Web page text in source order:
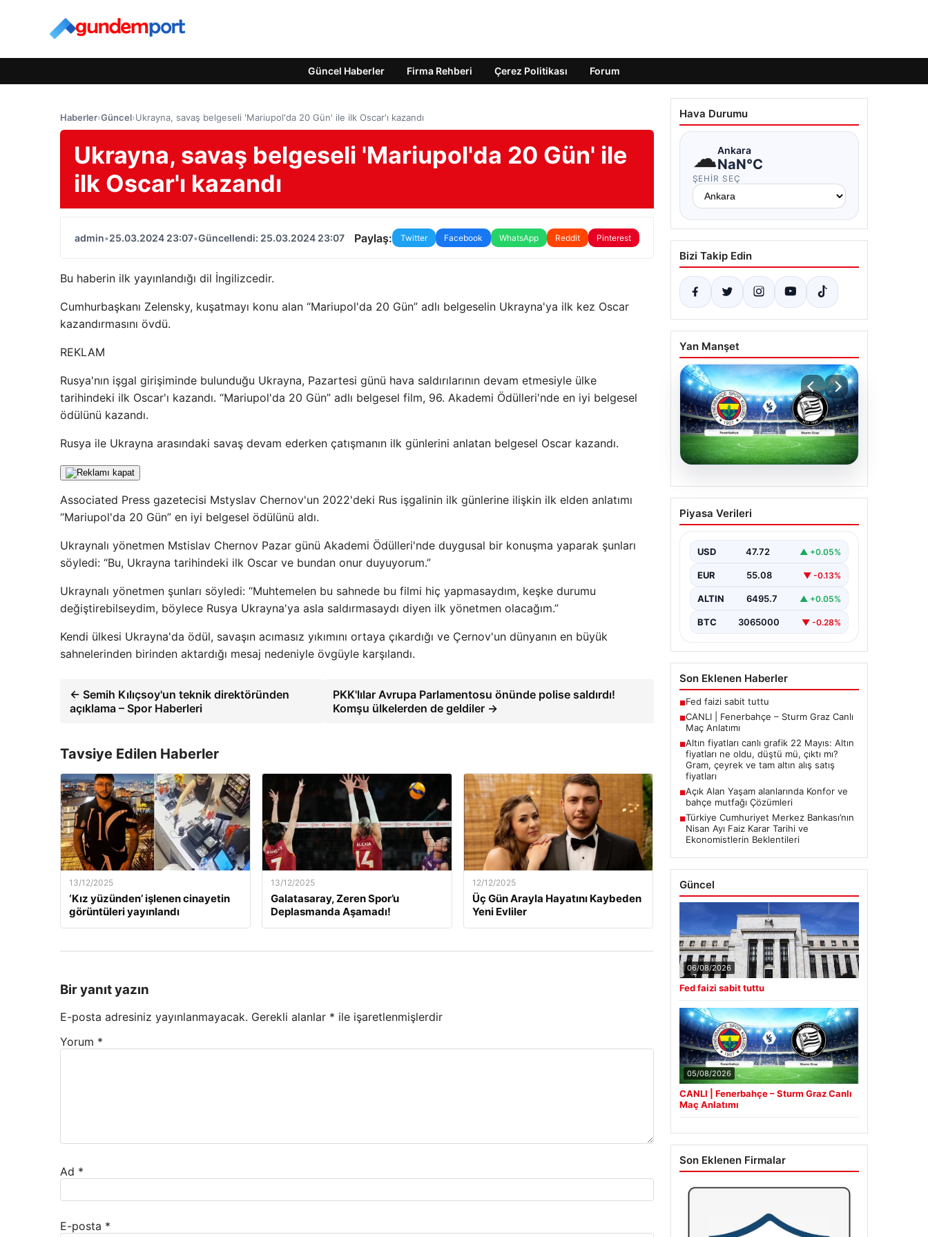
Güncel Haberler Firma Rehberi Çerez Politikası Forum
Haberler›Güncel›Ukrayna, savaş belgeseli 'Mariupol'da 20 Gün' ile ilk Oscar'ı kazandı
Ukrayna, savaş belgeseli 'Mariupol'da 20 Gün' ile
ilk Oscar'ı kazandı
admin•25.03.2024 23:07•Güncellendi: 25.03.2024 23:07 Paylaş: Twitter Facebook WhatsApp Reddit Pinterest
Bu haberin ilk yayınlandığı dil İngilizcedir.
Cumhurbaşkanı Zelensky, kuşatmayı konu alan “Mariupol'da 20 Gün” adlı belgeselin Ukrayna'ya ilk kez Oscar
kazandırmasını övdü.
REKLAM
Rusya'nın işgal girişiminde bulunduğu Ukrayna, Pazartesi günü hava saldırılarının devam etmesiyle ülke
tarihindeki ilk Oscar'ı kazandı. “Mariupol'da 20 Gün” adlı belgesel film, 96. Akademi Ödülleri'nde en iyi belgesel
ödülünü kazandı.
Rusya ile Ukrayna arasındaki savaş devam ederken çatışmanın ilk günlerini anlatan belgesel Oscar kazandı.
Associated Press gazetecisi Mstyslav Chernov'un 2022'deki Rus işgalinin ilk günlerine ilişkin ilk elden anlatımı
“Mariupol'da 20 Gün” en iyi belgesel ödülünü aldı.
Ukraynalı yönetmen Mstislav Chernov Pazar günü Akademi Ödülleri'nde duygusal bir konuşma yaparak şunları
söyledi: “Bu, Ukrayna tarihindeki ilk Oscar ve bundan onur duyuyorum.”
Ukraynalı yönetmen şunları söyledi: “Muhtemelen bu sahnede bu filmi hiç yapmasaydım, keşke durumu
değiştirebilseydim, böylece Rusya Ukrayna'ya asla saldırmasaydı diyen ilk yönetmen olacağım.”
Kendi ülkesi Ukrayna'da ödül, savaşın acımasız yıkımını ortaya çıkardığı ve Çernov'un dünyanın en büyük
sahnelerinden birinden aktardığı mesaj nedeniyle övgüyle karşılandı.
← Semih Kılıçsoy'un teknik direktöründen
açıklama – Spor Haberleri
PKK'lılar Avrupa Parlamentosu önünde polise saldırdı!
Komşu ülkelerden de geldiler →
Tavsiye Edilen Haberler
13/12/2025
‘Kız yüzünden’ işlenen cinayetin
görüntüleri yayınlandı
13/12/2025
Galatasaray, Zeren Spor’u
Deplasmanda Aşamadı!
12/12/2025
Üç Gün Arayla Hayatını Kaybeden
Yeni Evliler
Bir yanıt yazın
E-posta adresiniz yayınlanmayacak. Gerekli alanlar * ile işaretlenmişlerdir
Yorum *
Ad *
E-posta *
Hava Durumu
☁Ankara
NaN°C
ŞEHIR SEÇ
Bizi Takip Edin
Yan Manşet
05.08.2026
CANLI | Fenerbahçe –
Sturm Graz Canlı Maç
Piyasa Verileri
USD 47.72 ▲ +0.05%
EUR 55.08 ▼ -0.13%
ALTIN 6495.7 ▲ +0.05%
BTC 3065000 ▼ -0.28%
Son Eklenen Haberler
■Fed faizi sabit tuttu
■CANLI | Fenerbahçe – Sturm Graz Canlı
Maç Anlatımı
■Altın fiyatları canlı grafik 22 Mayıs: Altın
fiyatları ne oldu, düştü mü, çıktı mı?
Gram, çeyrek ve tam altın alış satış
fiyatları
■Açık Alan Yaşam alanlarında Konfor ve
bahçe mutfağı Çözümleri
■Türkiye Cumhuriyet Merkez Bankası’nın
Nisan Ayı Faiz Karar Tarihi ve
Ekonomistlerin Beklentileri
Güncel
06/08/2026
Fed faizi sabit tuttu
05/08/2026
CANLI | Fenerbahçe – Sturm Graz Canlı
Maç Anlatımı
Son Eklenen Firmalar